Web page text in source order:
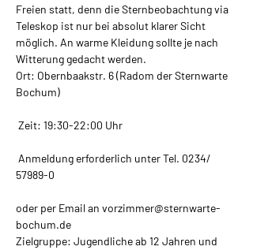
Freien statt, denn die Sternbeobachtung via
Teleskop ist nur bei absolut klarer Sicht
möglich. An warme Kleidung sollte je nach
Witterung gedacht werden.
Ort: Obernbaakstr. 6 (Radom der Sternwarte
Bochum)
Zeit: 19:30-22:00 Uhr
57989-0
oder per Email an vorzimmer@sternwarte-
bochum.de
​Zielgruppe: Jugendliche ab 12 Jahren und